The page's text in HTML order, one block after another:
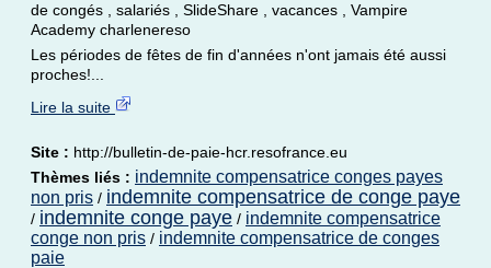
de congés , salariés , SlideShare , vacances , Vampire
Academy charlenereso
Les périodes de fêtes de fin d'années n'ont jamais été aussi
proches!...
Lire la suite
Site : http://bulletin-de-paie-hcr.resofrance.eu
Thèmes liés : indemnite compensatrice conges payes
non pris / indemnite compensatrice de conge paye
/ indemnite conge paye / indemnite compensatrice
conge non pris / indemnite compensatrice de conges
paie